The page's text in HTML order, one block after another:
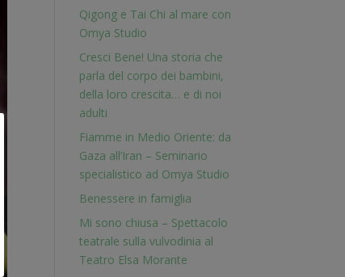
Qigong e Tai Chi al mare con
Omya Studio
Cresci Bene! Una storia che
parla del corpo dei bambini,
della loro crescita… e di noi
adulti
Fiamme in Medio Oriente: da
Gaza all’Iran – Seminario
specialistico ad Omya Studio
Benessere in famiglia
Mi sono chiusa – Spettacolo
teatrale sulla vulvodinia al
Teatro Elsa Morante